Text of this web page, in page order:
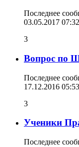
Последнее
03.05.2017 07:32
3
Вопрос по
Последнее
17.12.2016 05:53
3
Ученики
Последнее